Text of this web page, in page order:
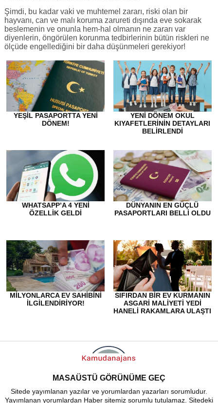
Şimdi, bu kadar vaki ve muhtemel zararı, riski olan bir
hayvanı, can ve malı koruma zarureti dışında eve sokarak
beslemenin ve onunla hem-hal olmanın ne zararı var
diyenlerin, öngörülen korunma tedbirlerinin bütün riskleri ne
ölçüde engellediğini bir daha düşünmeleri gerekiyor!
YEŞIL PASAPORTTA YENI
DÖNEM!
YENI DÖNEM OKUL
KIYAFETLERININ DETAYLARI
BELIRLENDI
WHATSAPP’A 4 YENI
ÖZELLIK GELDI
DÜNYANIN EN GÜÇLÜ
PASAPORTLARI BELLI OLDU
MILYONLARCA EV SAHIBINI
ILGILENDIRIYOR!
SIFIRDAN BIR EV KURMANIN
ASGARI MALIYETI YEDI
HANELI RAKAMLARA ULAŞTI
MASAÜSTÜ GÖRÜNÜME GEÇ
Sitede yayımlanan yazılar ve yorumlardan yazarları sorumludur.
Yayımlanan yorumlardan Haber sitemiz sorumlu tutulamaz. Sitedeki